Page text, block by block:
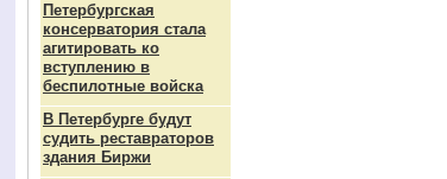
Петербургская
консерватория стала
агитировать ко
вступлению в
беспилотные войска
В Петербурге будут
судить реставраторов
здания Биржи